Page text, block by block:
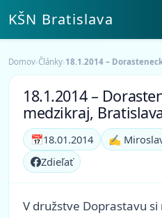
KŠN Bratislava
Domov›Články›18.1.2014 –
18.1.2014 –
medzikraj,
📅18.01.2014 ✍️
Zdieľať
V družstve Doprastavu